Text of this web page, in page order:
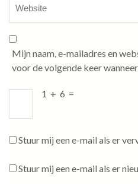
Mijn naam, e-mailadres en
voor de volgende keer
1 + 6 =
Stuur mij een e-mail als er
Stuur mij een e-mail als er